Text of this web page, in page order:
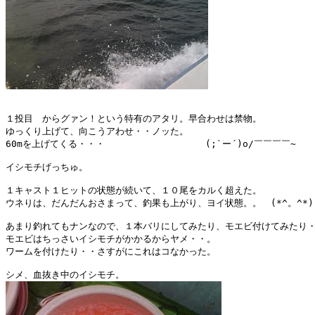
１投目　からグァン！という特有のアタリ。早合わせは禁物。
ゆっくり上げて、向こうアわせ・・ノッた。
60mを上げてくる・・・　　　　　　　　　　　(;`ー´)o/￣￣￣￣
イシモチげっちゅ。
１キャスト１ヒットの状態が続いて、１０尾をカルく超えた。
ウネりは、だんだんおさまって、釣果も上がり、ヨイ状態。。　(*^。^*)
あまり釣れてもナンなので、１本バリにしてみたり、モエビ付けてみたり・
モエビはちっさいイシモチがかかるからヤメ・・。
ワームを付けたり・・さすがにこれはコなかった。